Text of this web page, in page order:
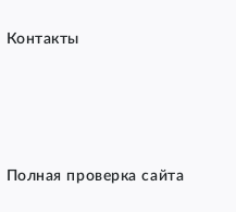
Контакты
Полная проверка сайта